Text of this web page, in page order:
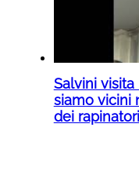
Salvini visita
siamo vicini
dei rapinatori